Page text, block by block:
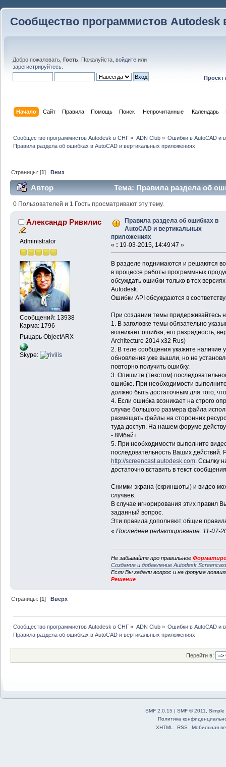
Сообщество программистов Autodesk
Добро пожаловать, Гость . Пожалуйста, войдите или
зарегистрируйтесь
Проект
Начало Сайт Правила Помощь Поиск Непрочитанные Календарь
Сообщество программистов Autodesk в СНГ » ADN Club» Ошибки в AutoCAD и
Правила раздела об ошибках в AutoCAD и вертикальных приложениях
Страницы: [1]Вниз
Автор
Тема: Правила раздела об
приложениях (Прочитано 44422 раз)
0 Пользователей и 1 Гость просматривают эту тему.
Александр Ривилис
Administrator
Сообщений: 13938
Карма: 1796
Рыцарь ObjectARX
Skype:
Правила раздела об ошибках в
AutoCAD и вертикальных
приложениях
« : 19-03-2015, 14:49:47 »
В разделе поднимаются и решаются
в процессе работы программных
обсуждать ошибки только в тех
Autodesk.
Ошибки API обсуждаются в
При создании темы придерживайтесь
1. В заголовке темы обязательно
возникает ошибка, его разрядность,
Architecture 2014 x32 Rus)
2. В теле сообщения укажите наличие
обновления уже вышли, но не
повторно получить ошибку.
3. Опишите (текстом)
ошибке. При необходимости
должно быть достаточным для того,
4. Если ошибка возникает на строго
случае большого размера файла
размещать файлы на сторонних
туда доступ. На нашем форуме
- 8Мбайт.
5. При необходимости выполните
последовательность Ваших действий.
http://screencast.autodesk.com. Ссылку
достаточно вставить в текст
Снимки экрана (скриншоты) и видео
случаев.
В случае игнорирования этих правил
заданный вопрос.
Эти правила дополняют общие
« Последнее редактирование: 11-07-
Не забывайте про правильное
Создание и добавление Autodesk
Если Вы задали вопрос и на форуме
Решение
Страницы: [1]Вверх
Сообщество программистов Autodesk в СНГ » ADN Club» Ошибки в AutoCAD и
Правила раздела об ошибках в AutoCAD и вертикальных приложениях
Перейти в:
SMF 2.0.15 | SMF © 2011
Simple
Политика
XHTML
RSS Мобильная